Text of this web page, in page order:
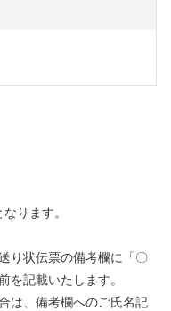
ります。
り状伝票の備考欄に「〇
を記載いたします。
は、備考欄へのご氏名記